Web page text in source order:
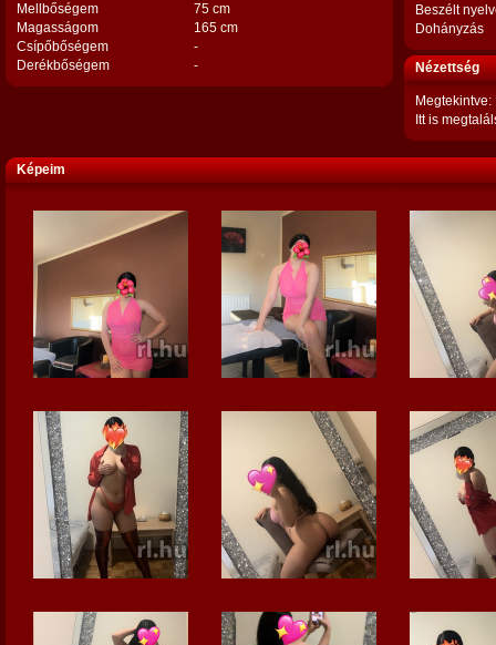
Mellbőségem
75 cm
Magasságom
165 cm
Csípőbőségem
-
Derékbőségem
-
Beszélt
Dohányzás
Nézettség
Megtekintve:
Itt is
Képeim